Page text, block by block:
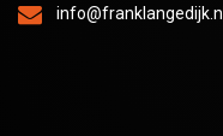
info@franklangedijk.nl